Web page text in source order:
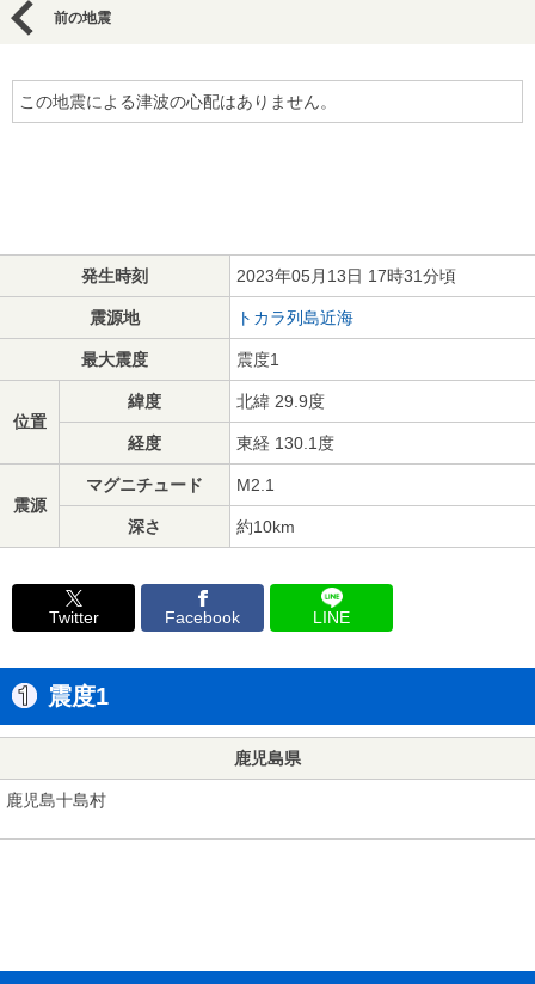
前の地震
この地震による津波の心配はありません。
発生時刻 2023年05月13日 17時31分頃
震源地 トカラ列島近海
最大震度 震度1
位置
緯度 北緯 29.9度
経度 東経 130.1度
震源
マグニチュード M2.1
深さ 約10km
Twitter Facebook LINE
震度1
鹿児島県
鹿児島十島村